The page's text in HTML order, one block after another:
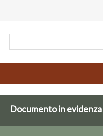
Documento in evidenza